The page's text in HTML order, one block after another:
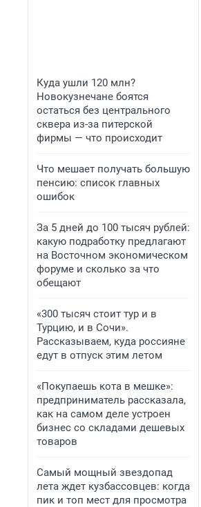
Куда ушли 120 млн?
Новокузнечане боятся
остаться без центрального
сквера из-за питерской
фирмы — что происходит
Что мешает получать большую
пенсию: список главных
ошибок
За 5 дней до 100 тысяч рублей:
какую подработку предлагают
на Восточном экономическом
форуме и сколько за что
обещают
«300 тысяч стоит тур и в
Турцию, и в Сочи».
Рассказываем, куда россияне
едут в отпуск этим летом
«Покупаешь кота в мешке»:
предприниматель рассказала,
как на самом деле устроен
бизнес со складами дешевых
товаров
Самый мощный звездопад
лета ждет кузбассовцев: когда
пик и топ мест для просмотра